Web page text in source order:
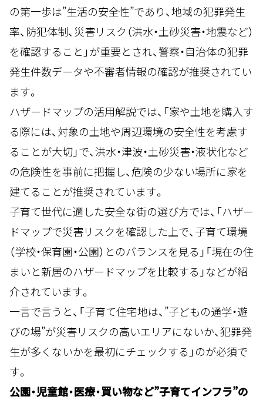
の第一歩は”生活の安全性”であり、地域の犯罪発生
率、防犯体制、災害リスク（洪水・土砂災害・地震など）
を確認すること」が重要とされ、警察・自治体の犯罪
発生件数データや不審者情報の確認が推奨されてい
ます。
ハザードマップの活用解説では、「家や土地を購入す
る際には、対象の土地や周辺環境の安全性を考慮す
ることが大切」で、洪水・津波・土砂災害・液状化など
の危険性を事前に把握し、危険の少ない場所に家を
建てることが推奨されています。
子育て世代に適した安全な街の選び方では、「ハザー
ドマップで災害リスクを確認した上で、子育て環境
（学校・保育園・公園）とのバランスを見る」「現在の住
まいと新居のハザードマップを比較する」などが紹
介されています。
一言で言うと、「子育て住宅地は、”子どもの通学・遊
びの場”が災害リスクの高いエリアにないか、犯罪発
生が多くないかを最初にチェックする」のが必須で
す。
公園・児童館・医療・買い物など”子育てインフラ”の